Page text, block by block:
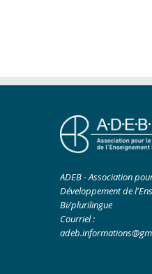
ADEB - Association
Développement de
Bi/plurilingue
Courriel :